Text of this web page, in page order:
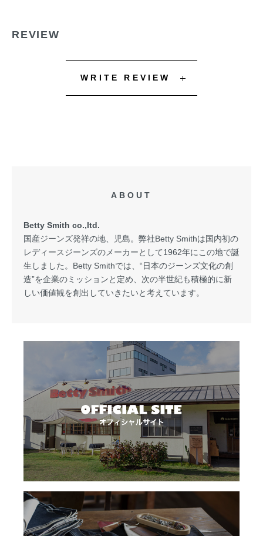
REVIEW
WRITE REVIEW
ABOUT
Betty Smith co.,ltd.
国産ジーンズ発祥の地、児島。弊社Betty Smithは国内初の
レディースジーンズのメーカーとして1962年にこの地で誕
生しました。Betty Smithでは、“日本のジーンズ文化の創
造”を企業のミッションと定め、次の半世紀も積極的に新
しい価値観を創出していきたいと考えています。